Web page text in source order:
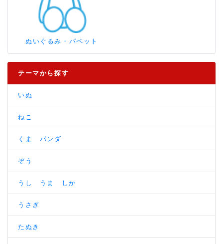
ぬいぐるみ・パペット
テーマから探す
いぬ
ねこ
くま パンダ
ぞう
うし うま しか
うさぎ
たぬき